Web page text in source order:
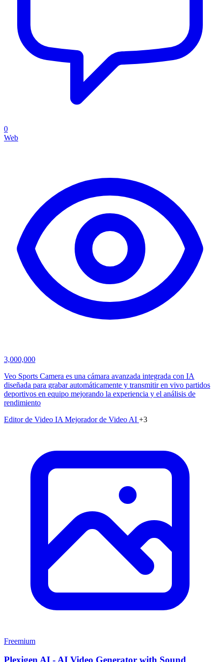
0
Web
3,000,000
Veo Sports Camera es una cámara avanzada integrada con IA
diseñada para grabar automáticamente y transmitir en vivo partidos
deportivos en equipo mejorando la experiencia y el análisis de
rendimiento
Editor de Video IA Mejorador de Video AI +3
Freemium
Plexigen AI - AI Video Generator with Sound